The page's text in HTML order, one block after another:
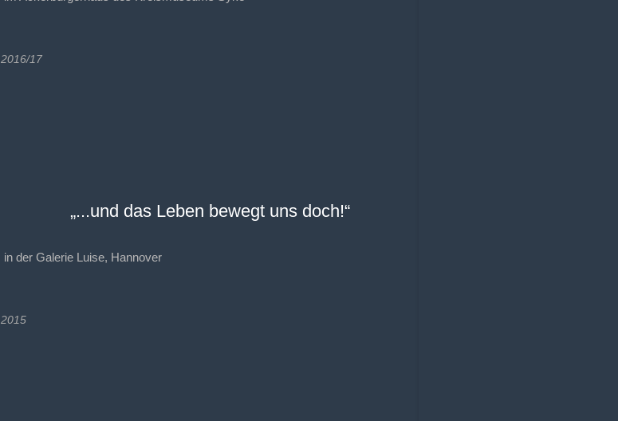
2016/17
„...und das Leben bewegt uns doch!“
in der Galerie Luise, Hannover
2015